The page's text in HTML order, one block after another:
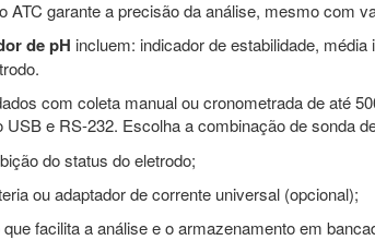
ATC garante a precisão da análise, mesmo com
de pH incluem: indicador de estabilidade,
com coleta manual ou cronometrada de até
USB e RS-232. Escolha a combinação de sonda
do status do eletrodo;
ou adaptador de corrente universal (opcional);
facilita a análise e o armazenamento em